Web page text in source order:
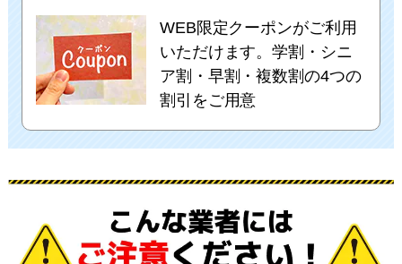
WEB限定クーポンがご利用
いただけます。学割・シニ
ア割・早割・複数割の4つの
割引をご用意